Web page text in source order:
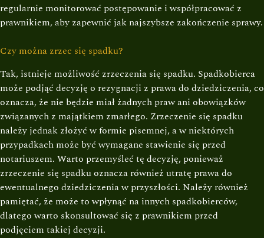
regularnie monitorować postępowanie i współpracować z
prawnikiem, aby zapewnić jak najszybsze zakończenie sprawy.
Czy można zrzec się spadku?
Tak, istnieje możliwość zrzeczenia się spadku. Spadkobierca
może podjąć decyzję o rezygnacji z prawa do dziedziczenia, co
oznacza, że nie będzie miał żadnych praw ani obowiązków
związanych z majątkiem zmarłego. Zrzeczenie się spadku
należy jednak złożyć w formie pisemnej, a w niektórych
przypadkach może być wymagane stawienie się przed
notariuszem. Warto przemyśleć tę decyzję, ponieważ
zrzeczenie się spadku oznacza również utratę prawa do
ewentualnego dziedziczenia w przyszłości. Należy również
pamiętać, że może to wpłynąć na innych spadkobierców,
dlatego warto skonsultować się z prawnikiem przed
podjęciem takiej decyzji.